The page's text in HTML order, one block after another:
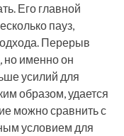
Его главной
пауз,
Перерыв
но именно он
усилий для
образом, удается
можно сравнить с
условием для